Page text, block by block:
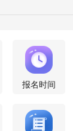
报名时间